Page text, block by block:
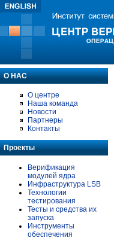
О НАС
О центре
Наша команда
Новости
Партнеры
Контакты
Проекты
Верификация
модулей ядра
Инфраструктура LSB
Технологии
тестирования
Тесты и средства их
запуска
Инструменты
обеспечения